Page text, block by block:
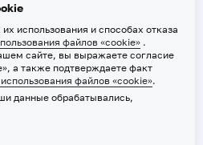
данных
«cookie»
использования и способах отказа
файлов «cookie» .
сайте, вы выражаете согласие
а также подтверждаете факт
файлов «cookie».
данные обрабатывались,